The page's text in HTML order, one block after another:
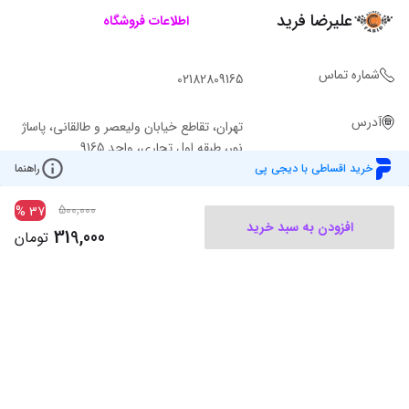
خرید اقساطی با دیجی پی راهنما
افزودن به سبد خرید
500,000
37
%
319,000 تومان
علیرضا فرید اطلاعات فروشگاه
شماره تماس 02182809165
آدرس
تهران، تقاطع خیابان ولیعصر و طالقانی، پاساژ
نور، طبقه اول تجاری، واحد 9165